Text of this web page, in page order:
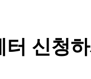
터 신청